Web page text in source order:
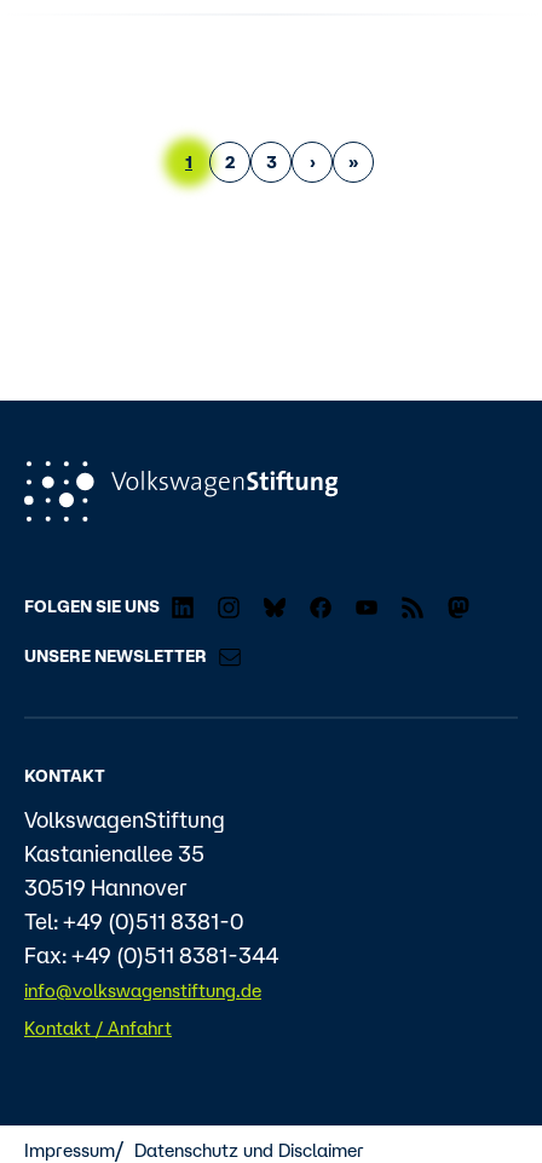
Aktuelle Seite
1 Page
2 Page
3 Nächste Seite
› Letzte Seite
»
FOLGEN SIE UNS
UNSERE NEWSLETTER
KONTAKT
VolkswagenStiftung
Kastanienallee 35
30519 Hannover
Tel: +49 (0)511 8381-0
Fax: +49 (0)511 8381-344
info@volkswagenstiftung.de
Kontakt / Anfahrt
Impressum Datenschutz und Disclaimer